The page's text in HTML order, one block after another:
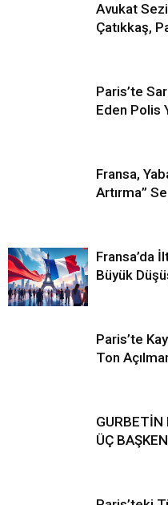
Avukat
Çatıkkaş,
Paris’te
Eden Polis
Fransa,
Artırma”
Fransa’da
Büyük
Paris’te
Ton
GURBETİN
ÜÇ